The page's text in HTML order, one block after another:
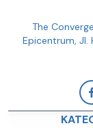
The
Epicentrum, Jl.